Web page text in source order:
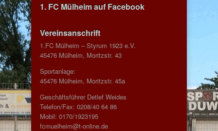
1. FC Mülheim auf Facebook
Vereinsanschrift
1.FC Mülheim – Styrum 1923 e.V.
45476 Mülheim, Moritzstr. 43
Sportanlage:
45476 Mülheim, Moritzstr. 45a
Geschäftsführer Detlef Weides
Telefon/Fax: 0208/40 64 86
Mobil: 0170/1923195
fcmuelheim@t-online.de